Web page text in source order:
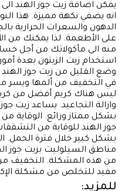
يمكن اضافة زيت جوز الهند
انه يضفي نكهة مميزة. هذا
الدهون والسعرات الحرارية
على الأطعمة. لذا يمكنك من
منه الى مأكولاتك من أجل
استخدام زيت الزيتون بعدة
وضع القليل من زيت جوز
في التخفيف من ألمها ويسر
ليس هناك كريم أفضل من
وازالة التجاعيد. يساعد زيت
بشكل ممتاز ورائع. الوقاية
جوز الهند للوقاية من
بشكل كبير خلال فترة الحمل.
مناطق السيلوليت بزيت جوز
من هذه المشكلة. التخفيف من
مفيد للتخلص من مشكلة
للمزيد: